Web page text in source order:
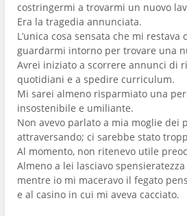
costringermi a trovarmi un nuovo
Era la tragedia annunciata.
L’unica cosa sensata che mi
guardarmi intorno per trovare una
Avrei iniziato a scorrere annunci di
quotidiani e a spedire curriculum.
Mi sarei almeno risparmiato una
insostenibile e umiliante.
Non avevo parlato a mia moglie dei
attraversando; ci sarebbe stato
Al momento, non ritenevo utile
Almeno a lei lasciavo
mentre io mi maceravo il fegato
e al casino in cui mi aveva cacciato.